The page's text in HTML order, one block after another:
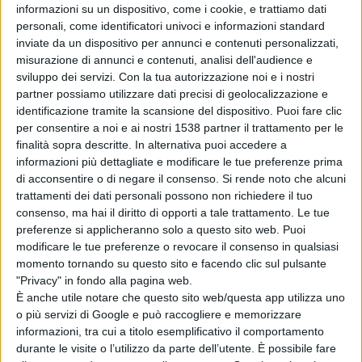
informazioni su un dispositivo, come i cookie, e trattiamo dati
personali, come identificatori univoci e informazioni standard
inviate da un dispositivo per annunci e contenuti personalizzati,
misurazione di annunci e contenuti, analisi dell'audience e
sviluppo dei servizi. Con la tua autorizzazione noi e i nostri
partner possiamo utilizzare dati precisi di geolocalizzazione e
identificazione tramite la scansione del dispositivo. Puoi fare clic
per consentire a noi e ai nostri 1538 partner il trattamento per le
finalità sopra descritte. In alternativa puoi accedere a
informazioni più dettagliate e modificare le tue preferenze prima
di acconsentire o di negare il consenso. Si rende noto che alcuni
trattamenti dei dati personali possono non richiedere il tuo
consenso, ma hai il diritto di opporti a tale trattamento. Le tue
preferenze si applicheranno solo a questo sito web. Puoi
modificare le tue preferenze o revocare il consenso in qualsiasi
momento tornando su questo sito e facendo clic sul pulsante
"Privacy" in fondo alla pagina web.
È anche utile notare che questo sito web/questa app utilizza uno
o più servizi di Google e può raccogliere e memorizzare
informazioni, tra cui a titolo esemplificativo il comportamento
durante le visite o l’utilizzo da parte dell’utente. È possibile fare
del giorno, forse è piu’ comodo che gestire quattro
secchi, abbastanza capienti e attenersi rigorosamente
alle giornate e agli orari prestabiliti per lo smaltimento e
se dovesse succedere di dimenticare di gettarli, bisogna
aspettare la successiva giornata prevista per gettare
quel determinato rifiuto.
Ma qualche volta, quello che puo’ sembrare piu’
comodo, forse lo e’ al momento, ma alla lunga
danneggia, come la poltrona che ci si sprofonda dentro
e sembra comodissima, ma quando ti alzi ti viene il mal
di schiena.
Differenziare e’ bello, ma piu’ che bello e’ utile. Piu’ si